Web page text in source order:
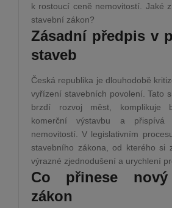
k rostoucí ceně nemovitostí. Jaké
stavební zákon?
Zásadní předpis v
staveb
Česká republika je dlouhodobě
vyřízení stavebních povolení. Tato
brzdí rozvoj měst, komplikuje
komerční výstavbu a
nemovitostí. V legislativním
stavebního zákona, od kterého si
výrazné zjednodušení a urychlení
Co přinese nový
zákon